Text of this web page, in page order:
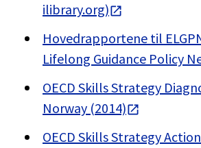
ilibrary.org)
Hovedrapportene til
Lifelong Guidance Policy
OECD Skills Strategy
Norway (2014)
OECD Skills Strategy